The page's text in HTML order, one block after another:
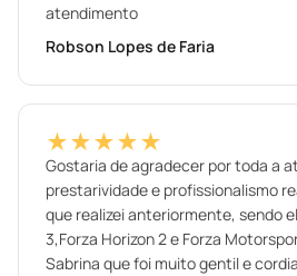
atendimento
Robson Lopes de Faria
★★★★★
Gostaria de agradecer por toda a
prestarividade e profissionalismo
que realizei anteriormente, sendo
3,Forza Horizon 2 e Forza
Sabrina que foi muito gentil e